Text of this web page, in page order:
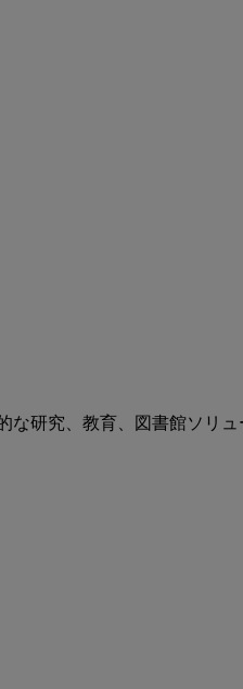
研究、教育、図書館ソリュ